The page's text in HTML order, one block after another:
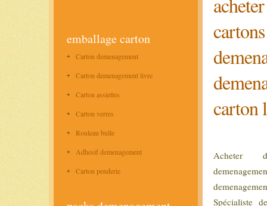
cartons
carton
Acheter
Spécialiste
emballage carton
Carton demenagement
Carton demenagement livre
Carton assiettes
Carton verres
Rouleau bulle
Adhesif demenagement
Carton penderie